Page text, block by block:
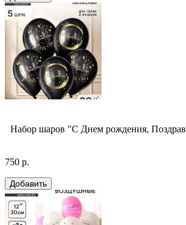
Набор шаров "С Днем рождения,
750 р.